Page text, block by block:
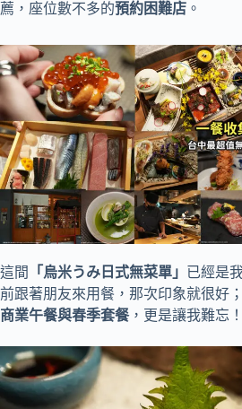
薦，座位數不多的預約困難店 。
這間 「烏米うみ日式無菜單」
已經是
前跟著朋友來用餐，那次印象就很好
商業午餐與春季套餐，更是讓我難忘！